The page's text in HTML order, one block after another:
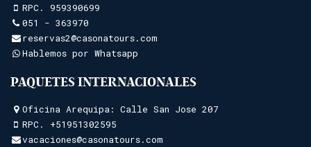
RPC. 959390699
051 - 363970
reservas2@casonatours.com
Hablemos por Whatsapp
PAQUETES INTERNACIONALES
Oficina Arequipa: Calle San Jose 207
RPC. +51951302595
vacaciones@casonatours.com